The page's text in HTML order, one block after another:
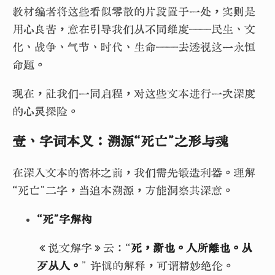
教材编者将这些看似零散的片段置于一处，实则是
用心良苦，意在引导我们从不同维度——民生、文
化、战争、气节、时代、生命——去透视这一永恒
命题。
现在，让我们一同启程，对这些文本进行一次深度
的心灵探险。
壹、字词本义：溯源“死亡”之形与魂
在深入文本的密林之前，我们需先锻造利器。理解
“死亡”二字，当追本溯源，方能洞察其深意。
“死”字解构
《说文解字》云：“死，澌也。人所離也。从
歹从人。 ” 许慎的解释，可谓精妙绝伦。